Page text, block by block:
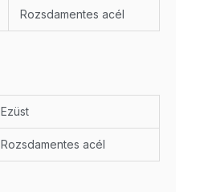
Rozsdamentes acél
Ezüst
Rozsdamentes acél